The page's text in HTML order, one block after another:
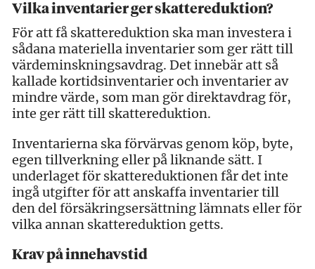
Vilka inventarier ger skatte­reduktion?
För att få skattereduktion ska man investera i
sådana materiella inventarier som ger rätt till
värdeminskningsavdrag. Det innebär att så
kallade kortidsinventarier och inventarier av
mindre värde, som man gör direktavdrag för,
inte ger rätt till skattereduktion.
Inventarierna ska förvärvas genom köp, byte,
egen tillverkning eller på liknande sätt. I
underlaget för skattereduktionen får det inte
ingå utgifter för att anskaffa inventarier till
den del försäkringsersättning lämnats eller för
vilka annan skattereduktion getts.
Krav på innehavstid